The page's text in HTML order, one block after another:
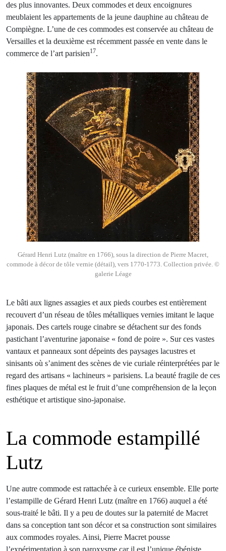
des plus innovantes. Deux commodes et deux encoignures
meublaient les appartements de la jeune dauphine au château de
Compiègne. L’une de ces commodes est conservée au château de
Versailles et la deuxième est récemment passée en vente dans le
commerce de l’art parisien17.
Gérard Henri Lutz (maître en 1766), sous la direction de Pierre Macret,
commode à décor de tôle vernie (détail), vers 1770-1773. Collection privée. ©
galerie Léage
Le bâti aux lignes assagies et aux pieds courbes est entièrement
recouvert d’un réseau de tôles métalliques vernies imitant le laque
japonais. Des cartels rouge cinabre se détachent sur des fonds
pastichant l’aventurine japonaise « fond de poire ». Sur ces vastes
vantaux et panneaux sont dépeints des paysages lacustres et
sinisants où s’animent des scènes de vie curiale réinterprétées par le
regard des artisans « lachineurs » parisiens. La beauté fragile de ces
fines plaques de métal est le fruit d’une compréhension de la leçon
esthétique et artistique sino-japonaise.
La commode estampillé
Lutz
Une autre commode est rattachée à ce curieux ensemble. Elle porte
l’estampille de Gérard Henri Lutz (maître en 1766) auquel a été
sous-traité le bâti. Il y a peu de doutes sur la paternité de Macret
dans sa conception tant son décor et sa construction sont similaires
aux commodes royales. Ainsi, Pierre Macret pousse